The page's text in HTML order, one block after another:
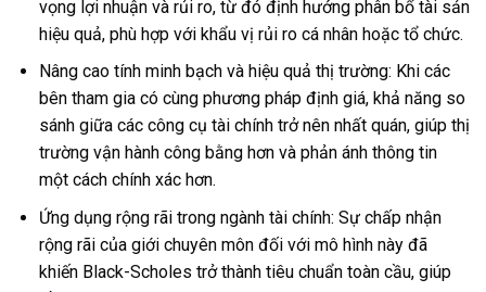
vọng lợi nhuận và rủi ro, từ đó định hướng phân bổ tài sản
hiệu quả, phù hợp với khẩu vị rủi ro cá nhân hoặc tổ chức.
Nâng cao tính minh bạch và hiệu quả thị trường: Khi các
bên tham gia có cùng phương pháp định giá, khả năng so
sánh giữa các công cụ tài chính trở nên nhất quán, giúp thị
trường vận hành công bằng hơn và phản ánh thông tin
một cách chính xác hơn.
Ứng dụng rộng rãi trong ngành tài chính: Sự chấp nhận
rộng rãi của giới chuyên môn đối với mô hình này đã
khiến Black-Scholes trở thành tiêu chuẩn toàn cầu, giúp